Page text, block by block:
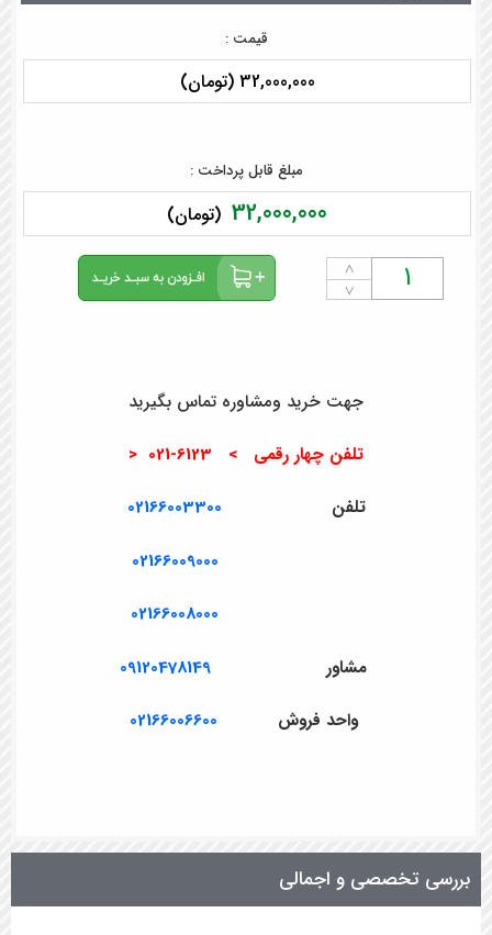
قیمت :
32,000,000 (تومان)
مبلغ قابل پرداخت :
32,000,000(تومان)
˄
˅
جهت خرید ومشاوره تماس بگیرید
تلفن چهار رقمی > 6123-021 <
تلفن 02166003300
02166009000
02166008000
مشاور 09120478149
واحد فروش 02166006600
بررسی تخصصی و اجمالی